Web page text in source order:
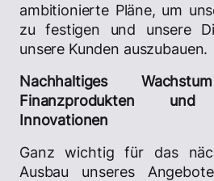
ambitionierte Pläne, um
zu festigen und unsere
unsere Kunden auszubauen.
Nachhaltiges
Finanzprodukten und
Innovationen
Ganz wichtig für das
Ausbau unseres